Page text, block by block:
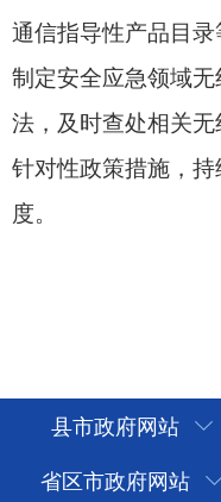
县市政府网站
省区市政府网站